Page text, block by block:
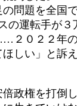
題を全国
運転手が
０２２年
しい」と訴え
権を打倒